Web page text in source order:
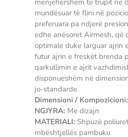
menjëhershëm të trupit në
mundësuar të flini në
preferuara pa ndjerë
edhe anësoret Airmesh, që
optimale duke larguar ajrin
futur ajrin e freskët brenda
qarkullimin e ajrit
disponueshëm në
jo-standarde.
Dimensioni / Kompozicioni:
NGJYRA: Me dizajn
MATERIALI: Shpuzë
mbështjellës pambuku